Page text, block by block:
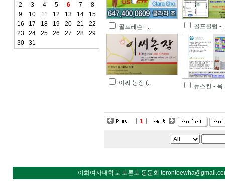
2
3 4 5 6 7
8
9
10 11 12 13 14
15
16
17 18 19 20 21
22
23
24 25 26 27 28
29
30
31
골프레슨 - .. 골프클럽 -
이씨 농장 (.. 뉴스킨 - 옥
1
이화여자대학교 토론토 동문회